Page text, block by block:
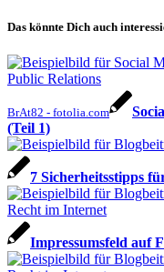
Das könnte Dich auch
BrAt82 - fotolia.com
(Teil 1)
7 Sicher­heitss­tipps
Impressumsfeld auf